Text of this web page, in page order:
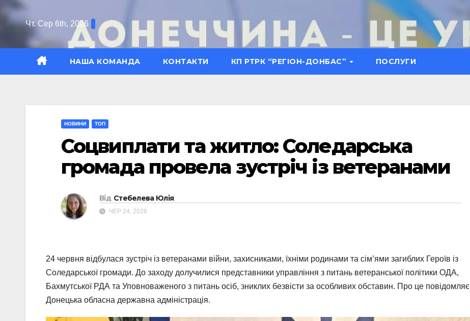
Перейти
Чт. Сер 6th, 2026
НАША КОМАНДА КОНТАКТИ КП РТРК “РЕГІОН-ДОНБАС” ПОСЛУГИ
НОВИНИ ТОП
Соцвиплати та житло: Соледарська
громада провела зустріч із ветеранами
Від Стебелева Юлія
ЧЕР 24, 2026
24 червня відбулася зустріч із ветеранами війни, захисниками, їхніми родинами та сім’ями загиблих Героїв із
Соледарської громади. До заходу долучилися представники управління з питань ветеранської політики ОДА,
Бахмутської РДА та Уповноваженого з питань осіб, зниклих безвісти за особливих обставин. Про це повідомляє
Донецька обласна державна адміністрація.